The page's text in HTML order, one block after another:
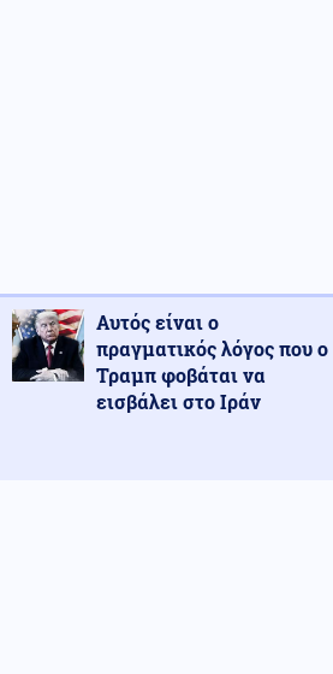
Αυτός είναι ο
πραγματικός λόγος που ο
Τραμπ φοβάται να
εισβάλει στο Ιράν